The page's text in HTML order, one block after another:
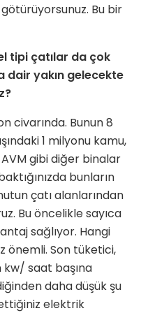
Bu bir
tipi çatılar da çok
dair yakın gelecekte
civa­rında. Bunun 8
1 milyonu kamu,
gibi diğer binalar
bunların
çatı alanların­dan
Bu öncelikle sayıca
sağlıyor. Hangi
önemli. Son tüke­tici,
saat başına
daha düşük şu
elektrik